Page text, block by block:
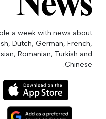
a week with news about
Dutch, German, French,
Romanian, Turkish and
Chinese.